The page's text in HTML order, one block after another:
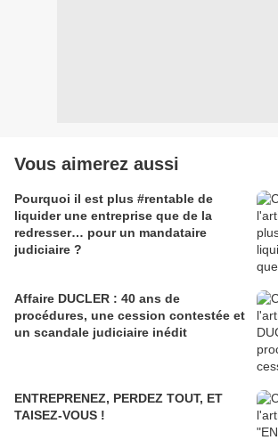
Vous aimerez aussi
Pourquoi il est plus #rentable de
liquider une entreprise que de la
redresser… pour un mandataire
judiciaire ?
Affaire DUCLER : 40 ans de
procédures, une cession contestée et
un scandale judiciaire inédit
ENTREPRENEZ, PERDEZ TOUT, ET
TAISEZ-VOUS !